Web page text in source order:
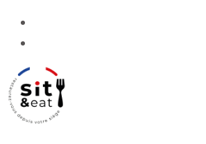
Aller
Menu
Fermer